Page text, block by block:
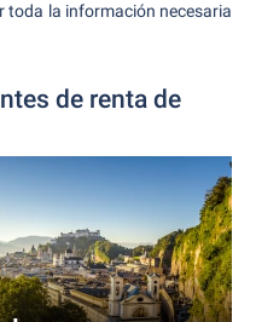
toda la información necesaria
de renta de